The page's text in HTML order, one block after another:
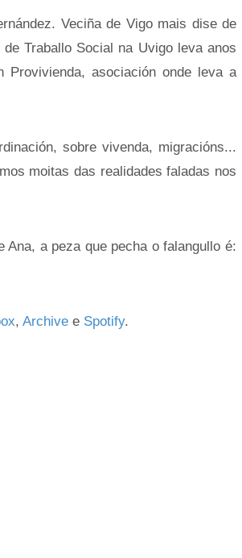
Veciña de Vigo mais dise de
Traballo Social na Uvigo leva anos
Provivienda, asociación onde leva a
sobre vivenda, migracións...
moitas das realidades faladas nos
a peza que pecha o falangullo é:
, Archive e Spotify.